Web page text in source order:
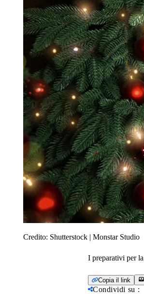
Credito: Shutterstock | Monstar Studio
I preparativi per
Copia il link
Condividi su :